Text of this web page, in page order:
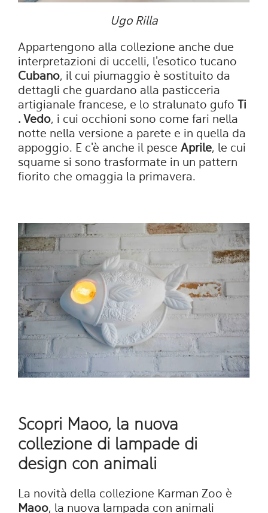
Ugo Rilla
Appartengono alla collezione anche due
interpretazioni di uccelli, l'esotico tucano
Cubano, il cui piumaggio è sostituito da
dettagli che guardano alla pasticceria
artigianale francese, e lo stralunato gufo
Ti
. Vedo, i cui occhioni sono come fari nella
notte nella versione a parete e in quella da
appoggio. E c'è anche il pesce Aprile, le cui
squame si sono trasformate in un pattern
fiorito che omaggia la primavera.
Scopri Maoo, la nuova
collezione di lampade di
design con animali
La novità della collezione Karman Zoo è
Maoo, la nuova lampada con animali